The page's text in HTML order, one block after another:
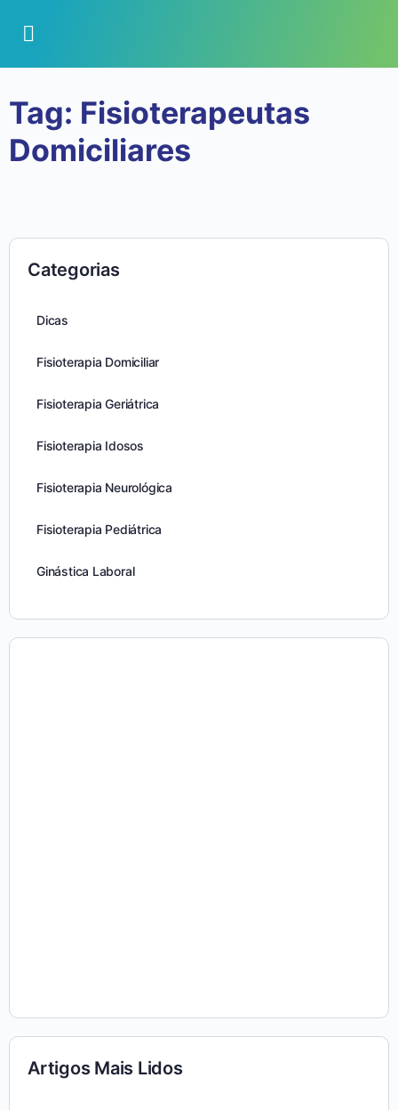
Tag: Fisioterapeutas
Domiciliares
Categorias
Dicas
Fisioterapia Domiciliar
Fisioterapia Geriátrica
Fisioterapia Idosos
Fisioterapia Neurológica
Fisioterapia Pediátrica
Ginástica Laboral
Artigos Mais Lidos